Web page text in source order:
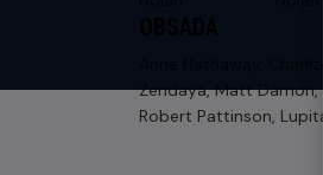
Anne Hathaway,
Zendaya, Matt Damon,
Robert Pattinson,